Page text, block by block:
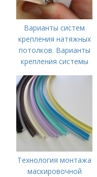
Варианты систем
крепления натяжных
потолков. Варианты
крепления системы
Технология монтажа
маскировочной